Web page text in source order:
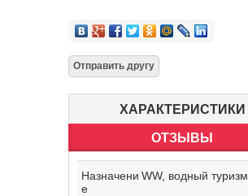
ХАРАКТЕРИСТИКИ
ОТЗЫВЫ
Назначени
е
WW, водный туризм